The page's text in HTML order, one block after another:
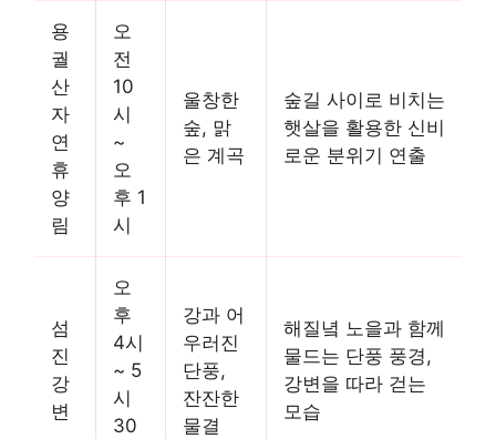
용
궐
산
자
연
휴
양
림
오
전
10
시
~
오
후 1
시
울창한
숲, 맑
은 계곡
숲길 사이로 비치는
햇살을 활용한 신비
로운 분위기 연출
섬
진
강
변
오
후
4시
~ 5
시
30
강과 어
우러진
단풍,
잔잔한
물결
해질녘 노을과 함께
물드는 단풍 풍경,
강변을 따라 걷는
모습